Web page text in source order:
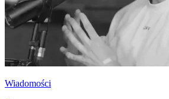
Wiadomości